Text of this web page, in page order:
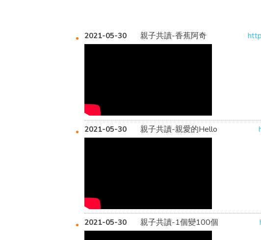
2021-05-30 親子共讀-香蕉阿奇
2021-05-30 親子共讀-親愛的Hello
2021-05-30 親子共讀-1個變100個